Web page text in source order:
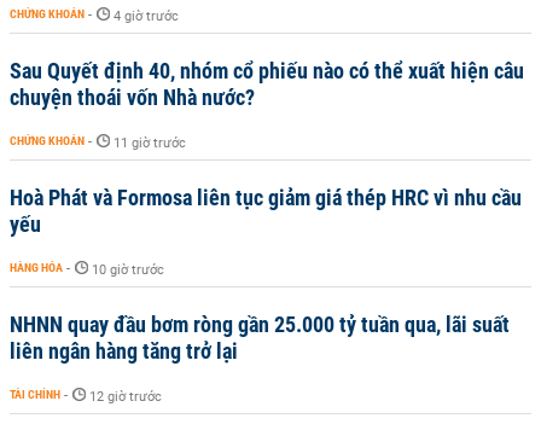
CHỨNG KHOÁN - 4 giờ trước
Sau Quyết định 40, nhóm cổ phiếu nào có thể xuất hiện câu
chuyện thoái vốn Nhà nước?
CHỨNG KHOÁN - 11 giờ trước
Hoà Phát và Formosa liên tục giảm giá thép HRC vì nhu cầu
yếu
HÀNG HÓA - 10 giờ trước
NHNN quay đầu bơm ròng gần 25.000 tỷ tuần qua, lãi suất
liên ngân hàng tăng trở lại
TÀI CHÍNH - 12 giờ trước